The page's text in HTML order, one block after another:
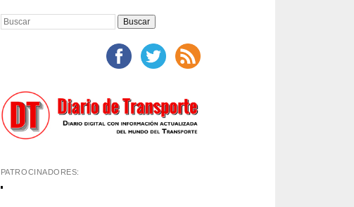
Buscar
PATROCINADORES: